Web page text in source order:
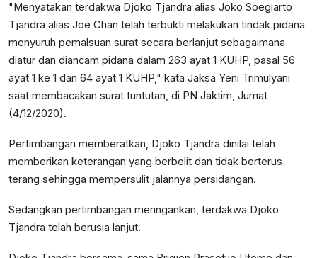
"Menyatakan terdakwa Djoko Tjandra alias Joko Soegiarto
Tjandra alias Joe Chan telah terbukti melakukan tindak pidana
menyuruh pemalsuan surat secara berlanjut sebagaimana
diatur dan diancam pidana dalam 263 ayat 1 KUHP, pasal 56
ayat 1 ke 1 dan 64 ayat 1 KUHP," kata Jaksa Yeni Trimulyani
saat membacakan surat tuntutan, di PN Jaktim, Jumat
(4/12/2020).
Pertimbangan memberatkan, Djoko Tjandra dinilai telah
memberikan keterangan yang berbelit dan tidak berterus
terang sehingga mempersulit jalannya persidangan.
Sedangkan pertimbangan meringankan, terdakwa Djoko
Tjandra telah berusia lanjut.